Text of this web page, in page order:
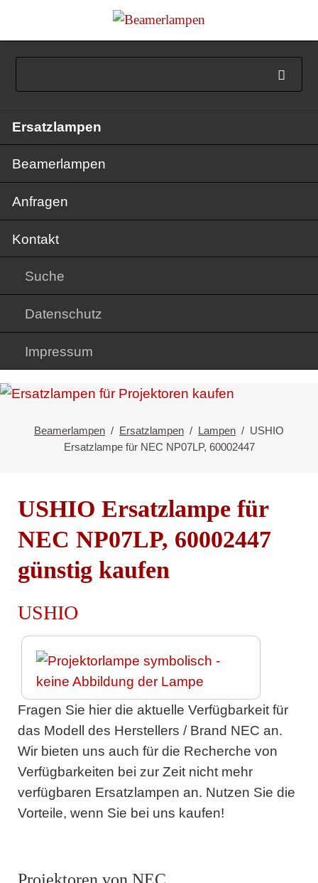
überspringen
Ersatzlampen
Beamerlampen
Anfragen
Kontakt
Suche
Datenschutz
Impressum
Beamerlampen Ersatzlampen Lampen
USHIO
Ersatzlampe für NEC NP07LP, 60002447
USHIO Ersatzlampe für
NEC NP07LP, 60002447
günstig kaufen
USHIO
Fragen Sie hier die aktuelle Verfügbarkeit für
das Modell des Herstellers / Brand NEC an.
Wir bieten uns auch für die Recherche von
Verfügbarkeiten bei zur Zeit nicht mehr
verfügbaren Ersatzlampen an. Nutzen Sie die
Vorteile, wenn Sie bei uns kaufen!
Projektoren von NEC